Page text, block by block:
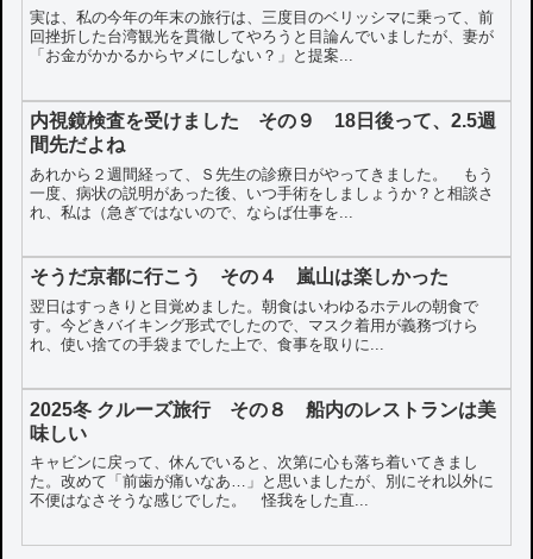
実は、私の今年の年末の旅行は、三度目のベリッシマに乗って、前
回挫折した台湾観光を貫徹してやろうと目論んでいましたが、妻が
「お金がかかるからヤメにしない？」と提案...
内視鏡検査を受けました その９ 18日後って、2.5週
間先だよね
あれから２週間経って、Ｓ先生の診療日がやってきました。 もう
一度、病状の説明があった後、いつ手術をしましょうか？と相談さ
れ、私は（急ぎではないので、ならば仕事を...
そうだ京都に行こう その４ 嵐山は楽しかった
翌日はすっきりと目覚めました。朝食はいわゆるホテルの朝食で
す。今どきバイキング形式でしたので、マスク着用が義務づけら
れ、使い捨ての手袋までした上で、食事を取りに...
2025冬 クルーズ旅行 その８ 船内のレストランは美
味しい
キャビンに戻って、休んでいると、次第に心も落ち着いてきまし
た。改めて「前歯が痛いなあ…」と思いましたが、別にそれ以外に
不便はなさそうな感じでした。 怪我をした直...